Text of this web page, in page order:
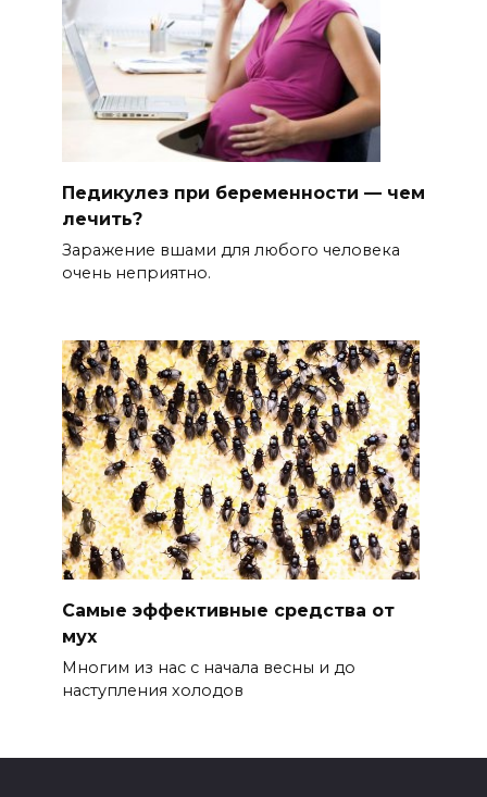
Педикулез при беременности — чем
лечить?
Заражение вшами для любого человека
очень неприятно.
Самые эффективные средства от
мух
Многим из нас с начала весны и до
наступления холодов